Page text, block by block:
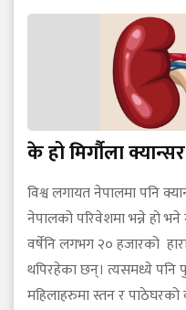
के हो मिर्गौला
विश्व लगायत नेपालमा पनि
नेपालको परिवेशमा भन्ने हो
वर्षेनि लगभग २० हजारको
थपिरहेका छन्। त्यसमध्ये पनि
महिलाहरुमा स्तन र